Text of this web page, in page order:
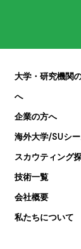
大学・研究機関
へ
企業の方へ
海外大学/SUシ
スカウティング
技術一覧
会社概要
私たちについて